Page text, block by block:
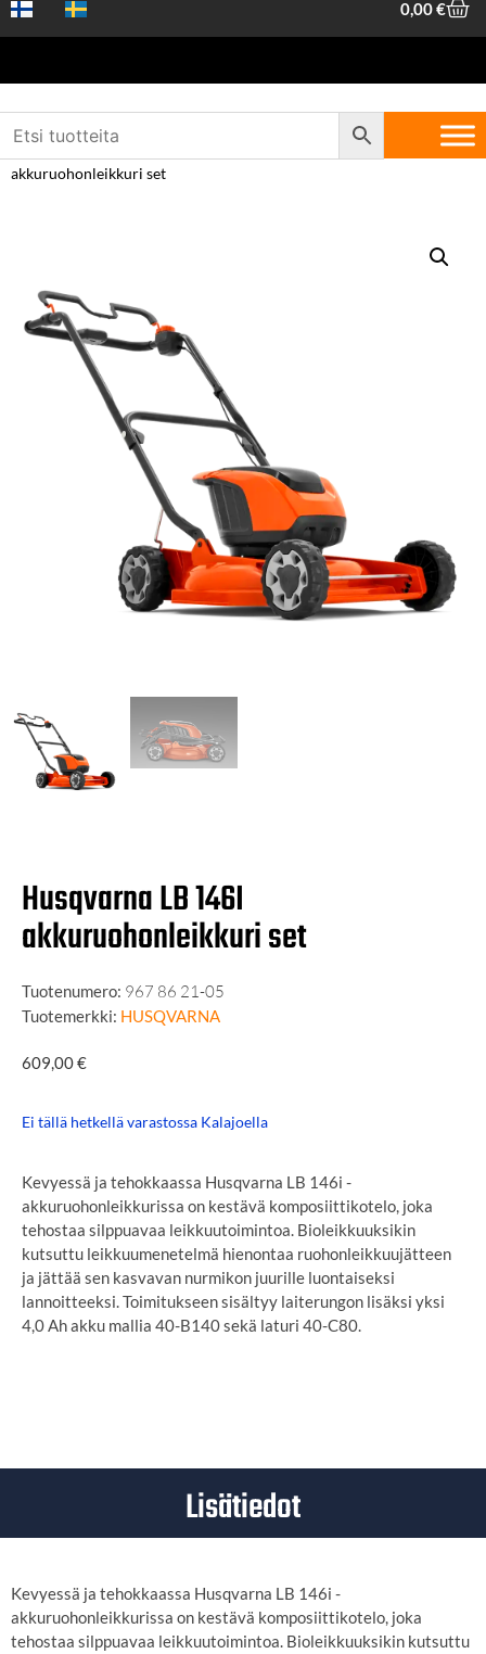
0,00€
Etusivu
Piha ja
/ Husqvarna LB 146I
akkuruohonleikkuri set
Husqvarna LB 146I
akkuruohonleikkuri set
Tuotenumero: 967 86 21-05
Tuotemerkki: HUSQVARNA
609,00€
Ei tällä hetkellä varastossa Kalajoella
Kevyessä ja tehokkaassa Husqvarna LB 146i -
akkuruohonleikkurissa on kestävä komposiittikotelo, joka
tehostaa silppuavaa leikkuutoimintoa. Bioleikkuuksikin
kutsuttu leikkuumenetelmä hienontaa ruohonleikkuujätteen
ja jättää sen kasvavan nurmikon juurille luontaiseksi
lannoitteeksi. Toimitukseen sisältyy laiterungon lisäksi yksi
4,0 Ah akku mallia 40-B140 sekä laturi 40-C80.
Lisätiedot
Kevyessä ja tehokkaassa Husqvarna LB 146i -
akkuruohonleikkurissa on kestävä komposiittikotelo, joka
tehostaa silppuavaa leikkuutoimintoa. Bioleikkuuksikin kutsuttu